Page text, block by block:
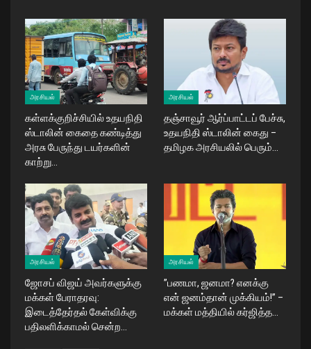
அரசியல்
கள்ளக்குறிச்சியில் உதயநிதி
ஸ்டாலின் கைதை கண்டித்து
அரசு பேருந்து டயர்களின்
காற்று…
அரசியல்
தஞ்சாவூர் ஆர்ப்பாட்டப் பேச்சு,
உதயநிதி ஸ்டாலின் கைது –
தமிழக அரசியலில் பெரும்…
அரசியல்
ஜோசப் விஜய் அவர்களுக்கு
மக்கள் பேராதரவு:
இடைத்தேர்தல் கேள்விக்கு
பதிலளிக்காமல் சென்ற…
அரசியல்
​”பணமா, ஜனமா? எனக்கு
என் ஜனம்தான் முக்கியம்!” –
மக்கள் மத்தியில் கர்ஜித்த…